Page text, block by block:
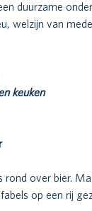
duurzame
welzijn van
keuken
rond over bier.
op een rij